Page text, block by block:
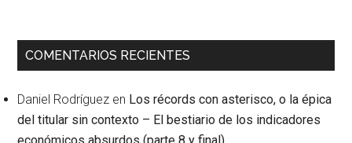
COMENTARIOS RECIENTES
Daniel Rodríguez en Los récords con asterisco, o la épica
del titular sin contexto – El bestiario de los indicadores